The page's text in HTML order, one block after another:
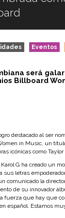
Eventos
será
Billboard
destacado al ser
in Music, un
icónicas como
G ha creado un
sus letras
comunicado la
de su innovador
fuerza que hay que
español. Estamos